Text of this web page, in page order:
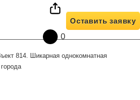
Оставить заявку
0
бронирования
Отзывы клиентов
814. Шикарная однокомнатная